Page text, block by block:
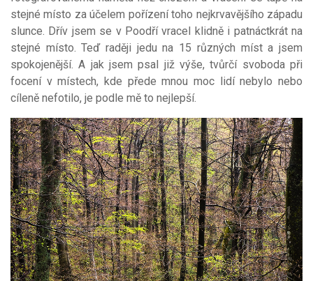
stejné místo za účelem pořízení toho nejkrvavějšího západu
slunce. Dřív jsem se v Poodří vracel klidně i patnáctkrát na
stejné místo. Teď raději jedu na 15 různých míst a jsem
spokojenější. A jak jsem psal již výše, tvůrčí svoboda při
focení v místech, kde přede mnou moc lidí nebylo nebo
cíleně nefotilo, je podle mě to nejlepší.